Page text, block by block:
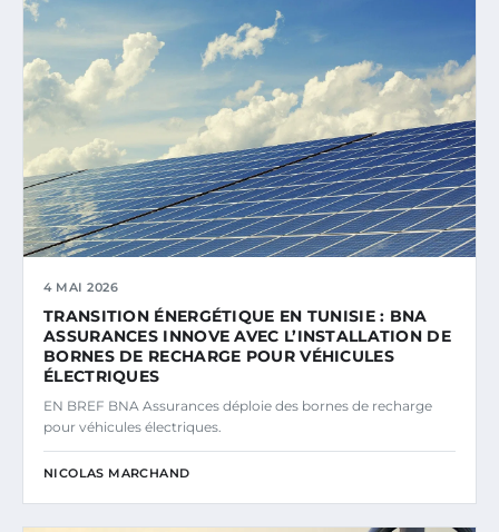
4 MAI 2026
TRANSITION ÉNERGÉTIQUE EN TUNISIE : BNA
ASSURANCES INNOVE AVEC L’INSTALLATION DE
BORNES DE RECHARGE POUR VÉHICULES
ÉLECTRIQUES
EN BREF BNA Assurances déploie des bornes de recharge
pour véhicules électriques.
NICOLAS MARCHAND